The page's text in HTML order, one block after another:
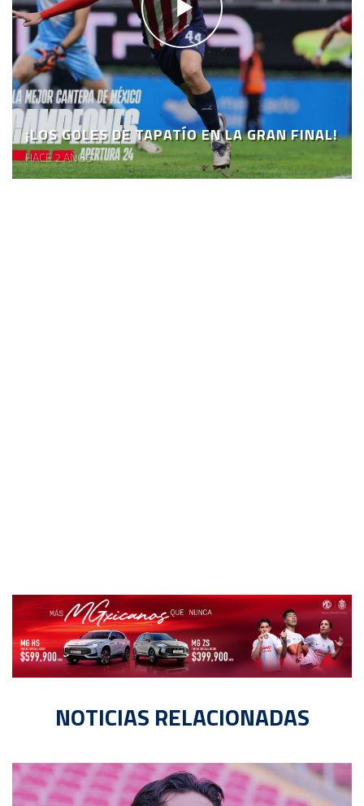
¡LOS GOLES DE TAPATÍO EN LA GRAN FINAL!
HACE 2 AÑOS
NOTICIAS RELACIONADAS